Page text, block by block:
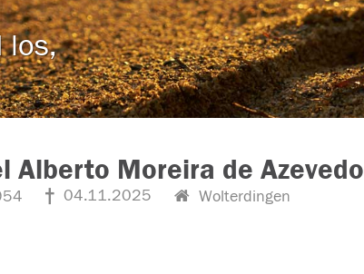
los,
Alberto Moreira de Azevedo
04.11.2025 Wolterdingen